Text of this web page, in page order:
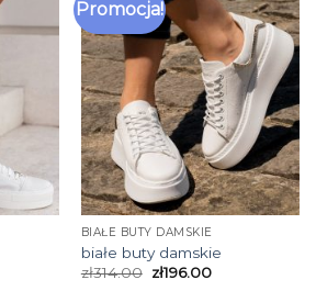
Promocja!
BIAŁE BUTY DAMSKIE
białe buty damskie
zł314.00 zł196.00